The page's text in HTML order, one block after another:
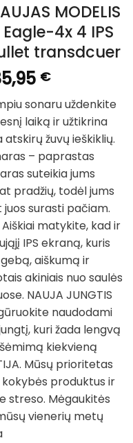
MODELIS
4x 4 IPS
transdcuer
€.
€Current
price
is:
185,95 €.
sonaru uždenkite
laiką ir užtikrina
žuvų ieškiklių.
– paprastas
suteikia jums
pradžių, todėl jums
surasti pačiam.
Aiškiai matykite, kad ir
IPS ekraną, kuris
aiškumą ir
akiniais nuo saulės
NAUJA JUNGTIS
naudodami
kuri žada lengvą
kiekvieną
Mūsų prioritetas
produktus ir
streso. Mėgaukitės
vienerių metų